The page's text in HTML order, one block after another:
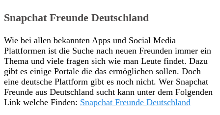
Snapchat Freunde Deutschland
Wie bei allen bekannten Apps und Social Media
Plattformen ist die Suche nach neuen Freunden immer ein
Thema und viele fragen sich wie man Leute findet. Dazu
gibt es einige Portale die das ermöglichen sollen. Doch
eine deutsche Plattform gibt es noch nicht. Wer Snapchat
Freunde aus Deutschland sucht kann unter dem Folgenden
Link welche Finden: Snapchat Freunde Deutschland